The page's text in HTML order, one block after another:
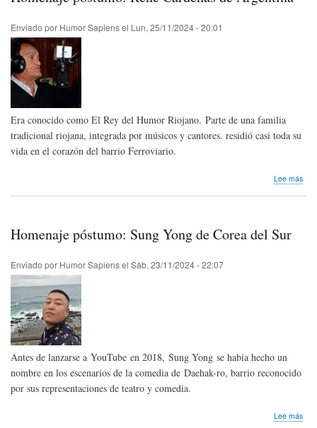
Enviado por Humor Sapiensel Lun, 25/11/2024 - 20:01
Era conocido como El Rey del Humor Riojano. Parte de una familia
tradicional riojana, integrada por músicos y cantores. residió casi toda su
vida en el corazón del barrio Ferroviario.
Lee más
Homenaje póstumo: Sung Yong de Corea del Sur
Enviado por Humor Sapiensel Sáb, 23/11/2024 - 22:07
Antes de lanzarse a YouTube en 2018, Sung Yong se había hecho un
nombre en los escenarios de la comedia de Daehak-ro, barrio reconocido
por sus representaciones de teatro y comedia.
Lee más